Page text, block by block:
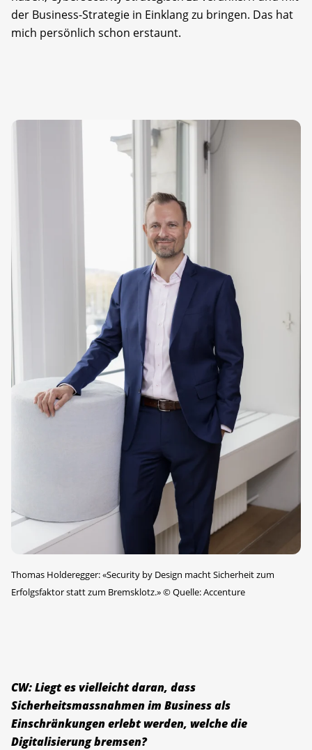
der Business-Strategie in Einklang zu bringen. Das hat
mich persönlich schon erstaunt.
Thomas Holderegger: «Security by Design macht Sicherheit zum
Erfolgsfaktor statt zum Bremsklotz.»©Quelle: Accenture
CW: Liegt es vielleicht daran, dass
Sicherheitsmassnahmen im Business als
Einschränkungen erlebt werden, welche die
Digitalisierung bremsen?